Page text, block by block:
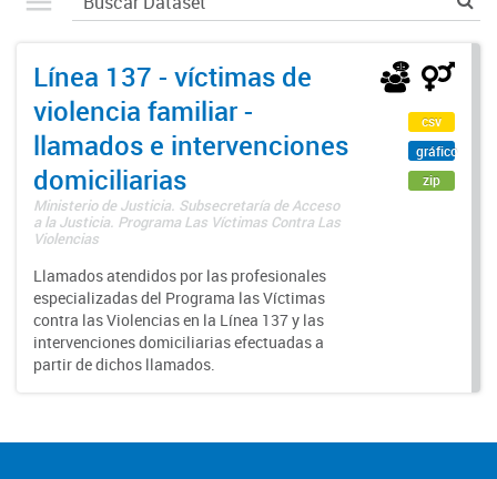
Línea 137 - víctimas de
violencia familiar -
llamados e intervenciones
domiciliarias
Ministerio de Justicia. Subsecretaría de Acceso
a la Justicia. Programa Las Víctimas Contra Las
Violencias
Llamados atendidos por las profesionales
especializadas del Programa las Víctimas
contra las Violencias en la Línea 137 y las
intervenciones domiciliarias efectuadas a
partir de dichos llamados.
csv
gráfico
zip